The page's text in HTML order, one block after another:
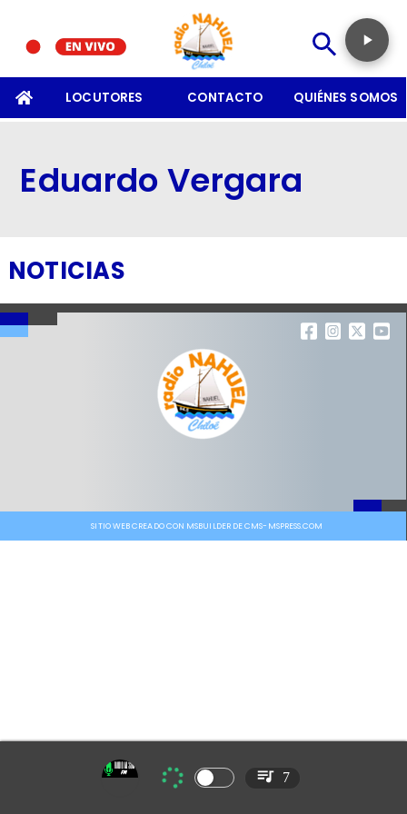
LOCUTORES CONTACTO QUIÉNES SOMOS
Eduardo Vergara
NOTICIAS
SITIO WEB CREADO CON MSBUILDER DE CMS-MSPRESS.COM
7